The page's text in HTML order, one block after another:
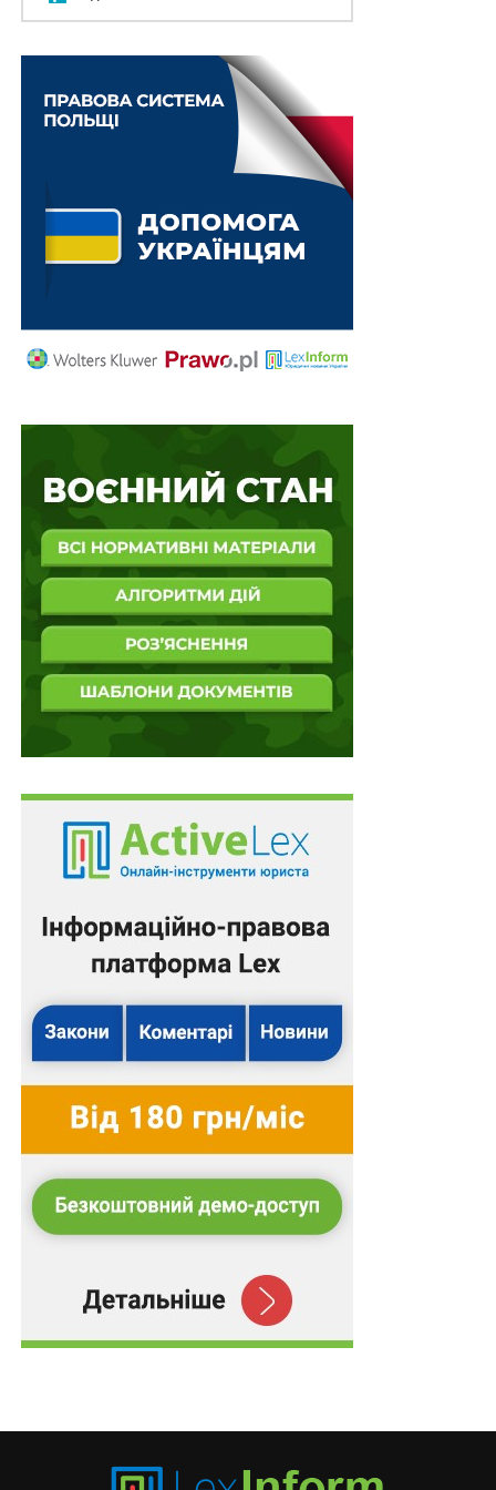
(екстрадиції) діютьКонвенція про правову допомогу
та правові відносини у цивільних, сімейних і
кримінальних справах
1993 р. та Протокол до цієї
Конвенції 1997 р., а також
Європейська конвенція
про видачу правопорушників
1957 р. Додатковий
протокол 1975 року, Другий додатковий протокол
1978 р. та Четвертий додатковий протокол 2012 р. до
цієї Конвенції.
відповідно до міжнародного права стосовно
біженців і прав людини, що виключає екстрадицію
запит, на розглянутих умовах. У таких ситуаціях
відповідно до усталеної міжнародної практики
заборона на видачу особи за міжнародним правом
щодо біженців і прав людини має переважну силу
перед зобов’язанням провести екстрадицію.
Читайте також:Невиконання судом вимоги про
встановлення змісту норми іноземного права є
підставою для скасування прийнятого рішення
На відміну від договорів, що створюють винятково
суб’єктивні, взаємні права й обов’язки між
Державами, акти з прав людини і захисту біженців
включає об’єктивні зобов’язання захищати права
людини».
Верховний Суд звернув увагу, що принцип
Конвенції проти катувань та інших жорстоких,
нелюдських чи принизливих видів поводження і
покарання 1984 р., поширюється на всіх людей, які
знаходяться під юрисдикцією держави, у тому числі
біженців, осіб, які потребують додаткового захисту,
шукачів захисту та інших категорій осіб. Більше того,
ця норма не допускає виключень.
У законодавстві України принцип невислання
закріплений уст. 3Закону від 8 липня 2011 р.
VI«Про біженців та осіб, які потребують додаткового
або тимчасового захисту».
(екстрадицію) не може бути прийнято, якщо така
особа подала заяву про визнання її біженцем або
особою, яка потребує додаткового захисту, чи